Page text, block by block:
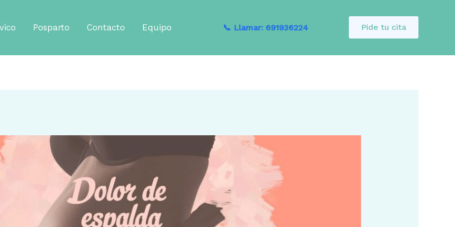
Posparto Contacto Equipo 📞 Llamar: 691936224 Pide tu cita